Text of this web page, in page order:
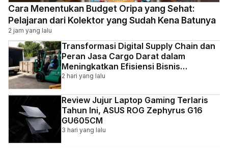
Cara Menentukan Budget Oripa yang Sehat:
Pelajaran dari Kolektor yang Sudah Kena Batunya
2 jam yang lalu
Transformasi Digital Supply Chain dan
Peran Jasa Cargo Darat dalam
Meningkatkan Efisiensi Bisnis
Indonesia
2 hari yang lalu
Review Jujur Laptop Gaming Terlaris
Tahun Ini, ASUS ROG Zephyrus G16
GU605CM
3 hari yang lalu